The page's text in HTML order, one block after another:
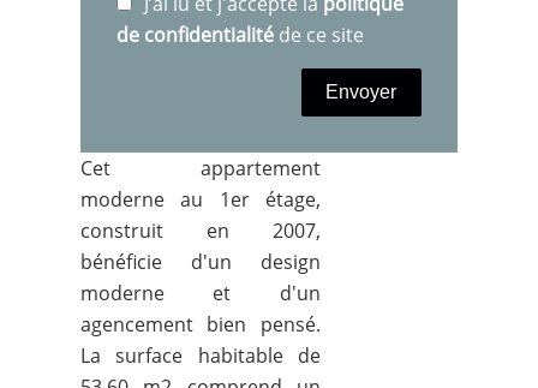
de confidentialité de ce site
Envoyer
Cet appartement
moderne au 1er étage,
construit en 2007,
bénéficie d'un design
moderne et d'un
agencement bien pensé.
La surface habitable de